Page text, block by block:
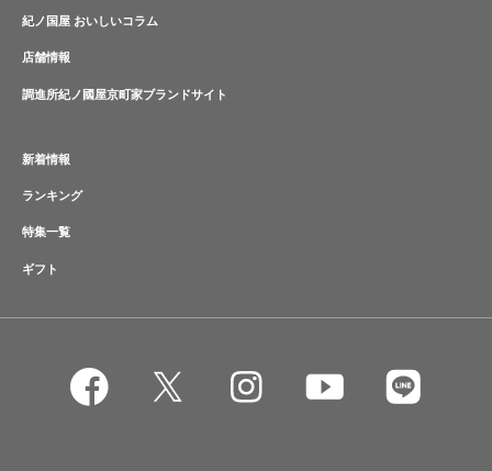
紀ノ国屋 おいしいコラム
店舗情報
調進所紀ノ國屋京町家ブランドサイト
新着情報
ランキング
特集一覧
ギフト